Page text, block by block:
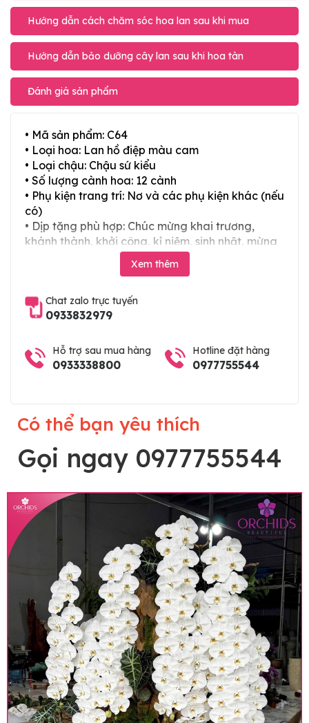
Hướng dẫn cách chăm sóc hoa lan sau khi mua
Hướng dẫn bảo dưỡng cây lan sau khi hoa tàn
Đánh giá sản phẩm
• Mã sản phẩm: C64
• Loại hoa: Lan hồ điệp màu cam
• Loại chậu: Chậu sứ kiểu
• Số lượng cành hoa: 12 cành
• Phụ kiện trang trí: Nơ và các phụ kiện khác (nếu
có)
• Dịp tặng phù hợp: Chúc mừng khai trương,
khánh thành, khởi công, kỉ niệm, sinh nhật, mừng
thọ, mừng cưới, tân gia và các ngày lễ tết trong
Lưu ý trước khi đặt hàng
• Về cây hoa: Một chậu hoa lan hồ điệp đẹp và
hoàn chỉnh sẽ được phối ghép từ nhiều cây hoa
và tạo dáng hoàn toàn thủ công nên có thể sẽ
khác nhau đôi chút giữa sản phẩm thực tế và
Xem thêm
Chat zalo trực tuyến
0933832979
Hỗ trợ sau mua hàng
0933338800
Hotline đặt hàng
0977755544
Có thể bạn yêu thích
Gọi ngay 0977755544